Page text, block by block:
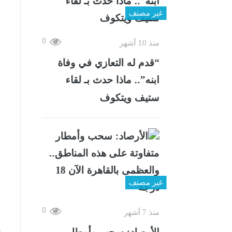
غير مصنف
منذ 10 أشهر 0
“قدم له التعازي في وفاة
ابنه”.. ماذا حدث بـ لقاء
ستيف ويتكوف
غير مصنف
منذ 7 أشهر 0